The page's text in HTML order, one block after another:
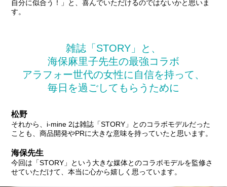
自分に似合う！」と、喜んでいただけるのではないかと思いま
す。
雑誌「STORY」と、
海保麻里子先生の最強コラボ
アラフォー世代の女性に自信を持って、
毎日を過ごしてもらうために
松野
それから、i-mine 2は雑誌「STORY」とのコラボモデルだった
ことも、商品開発やPRに大きな意味を持っていたと思います。
海保先生
今回は「STORY」という大きな媒体とのコラボモデルを監修さ
せていただけて、本当に心から嬉しく思っています。